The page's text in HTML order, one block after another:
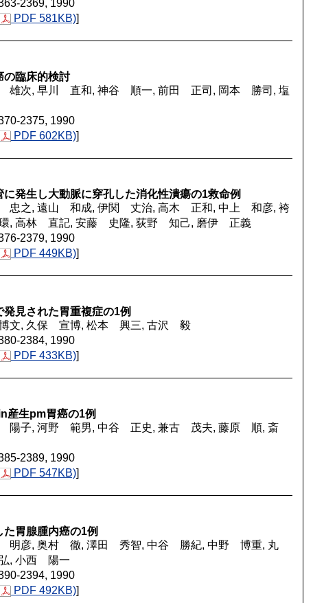
2369, 1990
PDF 581KB)]
の臨床的検討
雄次, 早川 直和, 神谷 順一, 前田 正司, 岡本 勝司, 塩
2375, 1990
PDF 602KB)]
発生し大動脈に穿孔した消化性潰瘍の1救命例
忠之, 遠山 和成, 伊関 丈治, 高木 正和, 中上 和彦, 袴
, 高林 直記, 安藤 史隆, 荻野 知己, 磨伊 正義
2379, 1990
PDF 449KB)]
見された胃重複症の1例
文, 久保 宣博, 松本 興三, 古沢 毅
2384, 1990
PDF 433KB)]
生pm胃癌の1例
陽子, 河野 範男, 中谷 正史, 兼古 茂夫, 藤原 順, 斎
2389, 1990
PDF 547KB)]
胃腺腫内癌の1例
明彦, 奥村 徹, 澤田 秀智, 中谷 勝紀, 中野 博重, 丸
, 小西 陽一
2394, 1990
PDF 492KB)]